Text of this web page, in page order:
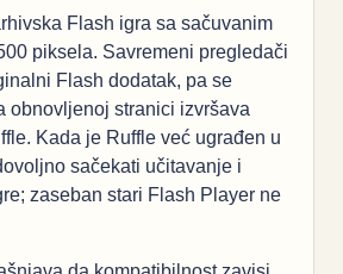
Flash igra sa sačuvanim
piksela. Savremeni pregledači
Flash dodatak, pa se
obnovljenoj stranici izvršava
Kada je Ruffle već ugrađen u
sačekati učitavanje i
zaseban stari Flash Player ne